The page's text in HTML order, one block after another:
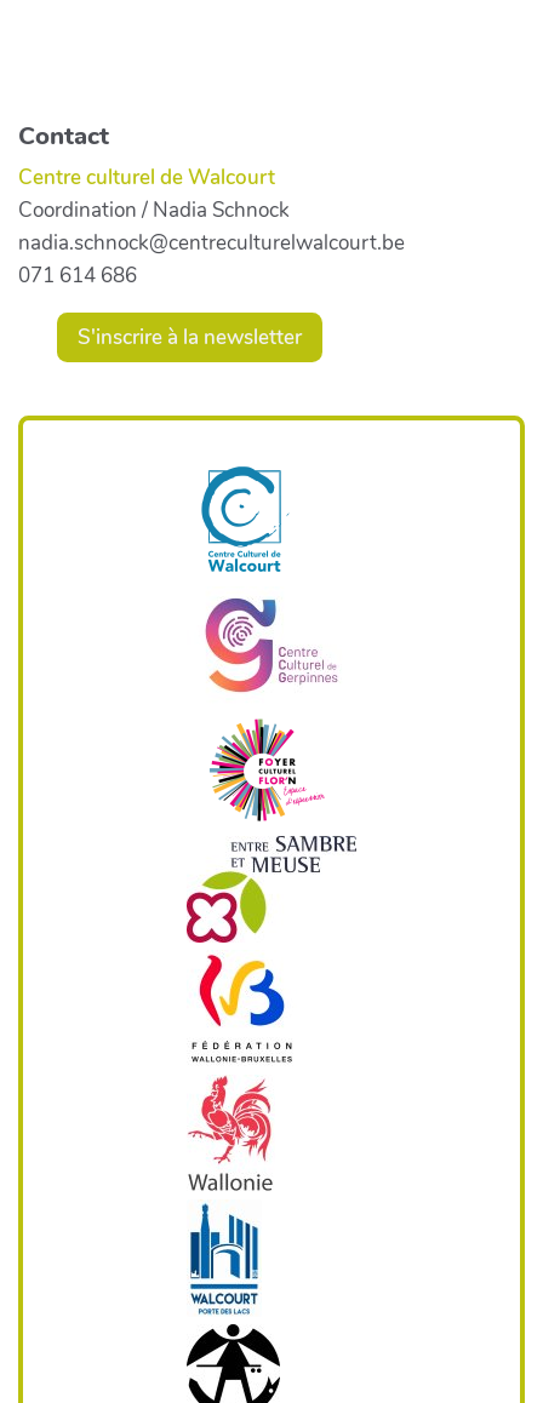
Contact
Centre culturel de Walcourt
Coordination / Nadia Schnock
nadia.schnock@centreculturelwalcourt.be
071 614 686
S'inscrire à la newsletter